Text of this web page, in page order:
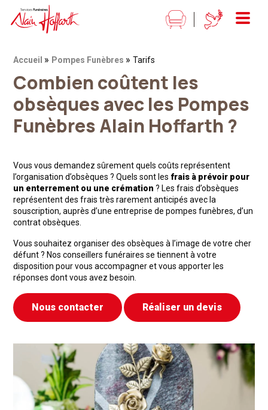
Alain Hoffarth Services funéraires
Menu
Fil d'Ariane :
Accueil » Pompes Funèbres » Tarifs
Combien coûtent les
obsèques avec les Pompes
Funèbres Alain Hoffarth ?
Vous vous demandez sûrement quels coûts représentent
l’organisation d’obsèques ? Quels sont les frais à prévoir pour
un enterrement ou une crémation ? Les frais d’obsèques
représentent des frais très rarement anticipés avec la
souscription, auprès d’une entreprise de pompes funèbres, d’un
contrat obsèques.
Vous souhaitez organiser des obsèques à l’image de votre cher
défunt ? Nos conseillers funéraires se tiennent à votre
disposition pour vous accompagner et vous apporter les
réponses dont vous avez besoin.
Nous contacter Réaliser un devis